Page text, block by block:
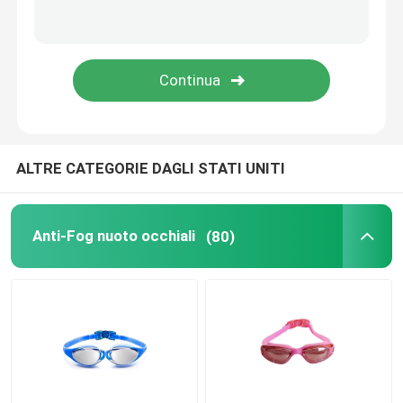
Alette di nuotata di immersione subacquea
Anti lente della nebbia
Anti occhiali di protezione di immersione subacquea
ALTRE CATEGORIE DAGLI STATI UNITI
Anti-Fog nuoto occhiali (80)